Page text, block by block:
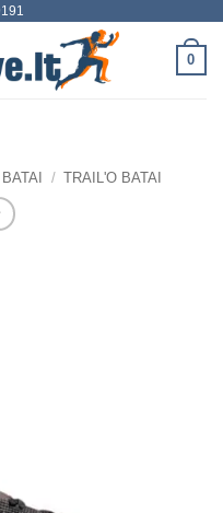
0
/ TRAIL'O BATAI